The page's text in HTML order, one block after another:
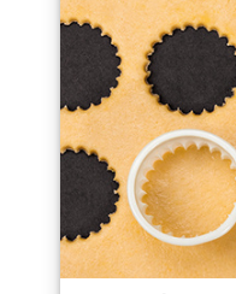
SUCRE ET
LA
COCKTAILS ET
NAPPAGE ET
CUISSON ET
MON COMPTE
MES LISTES
MA